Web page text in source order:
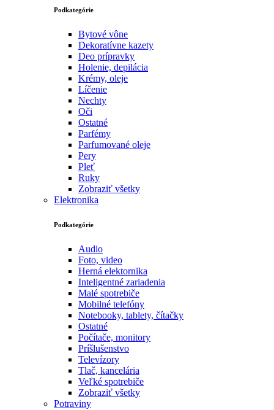
Podkategórie
Bytové vône
Dekoratívne kazety
Deo prípravky
Holenie, depilácia
Krémy, oleje
Líčenie
Nechty
Oči
Ostatné
Parfémy
Parfumované oleje
Pery
Pleť
Ruky
Zobraziť všetky
Elektronika
Podkategórie
Audio
Foto, video
Herná elektornika
Inteligentné zariadenia
Malé spotrebiče
Mobilné telefóny
Notebooky, tablety, čítačky
Ostatné
Počítače, monitory
Príšlušenstvo
Televízory
Tlač, kancelária
Veľké spotrebiče
Zobraziť všetky
Potraviny